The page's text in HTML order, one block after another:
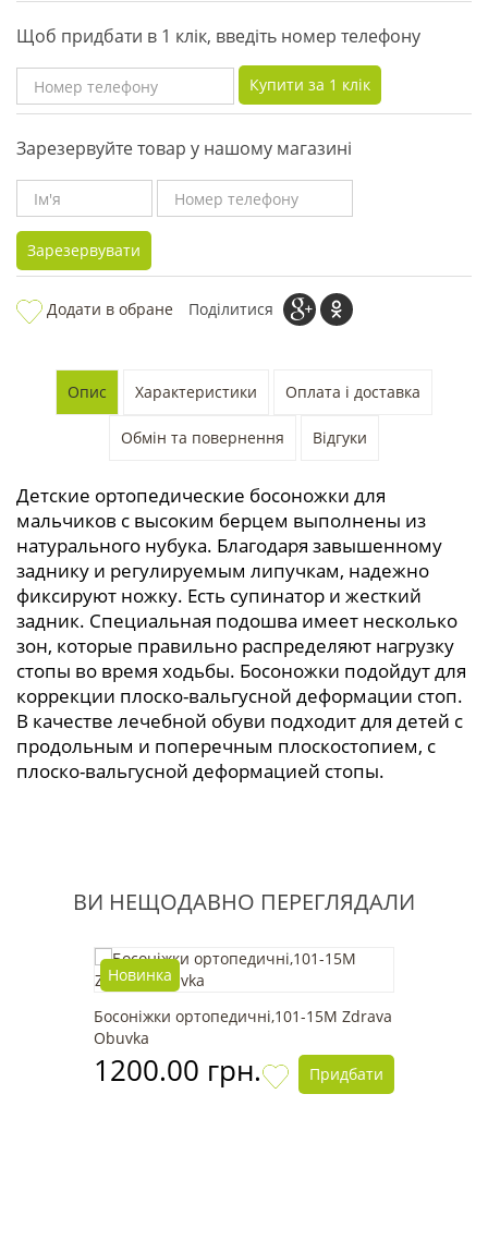
Щоб придбати в 1 клік, введіть номер телефону
Купити за 1 клiк
Зарезервуйте товар у нашому магазині
Зарезервувати
Додати в обране Поділитися
Опис Характеристики Оплата і доставка
Обмін та повернення Відгуки
Детские ортопедические босоножки для
мальчиков с высоким берцем выполнены из
натурального нубука. Благодаря завышенному
заднику и регулируемым липучкам, надежно
фиксируют ножку. Есть супинатор и жесткий
задник. Специальная подошва имеет несколько
зон, которые правильно распределяют нагрузку
стопы во время ходьбы. Босоножки подойдут для
коррекции плоско-вальгусной деформации стоп.
В качестве лечебной обуви подходит для детей с
продольным и поперечным плоскостопием, с
плоско-вальгусной деформацией стопы.
ВИ НЕЩОДАВНО ПЕРЕГЛЯДАЛИ
Новинка
Босоніжки ортопедичні,101-15М Zdrava
Obuvka
1200.00 грн. Придбати